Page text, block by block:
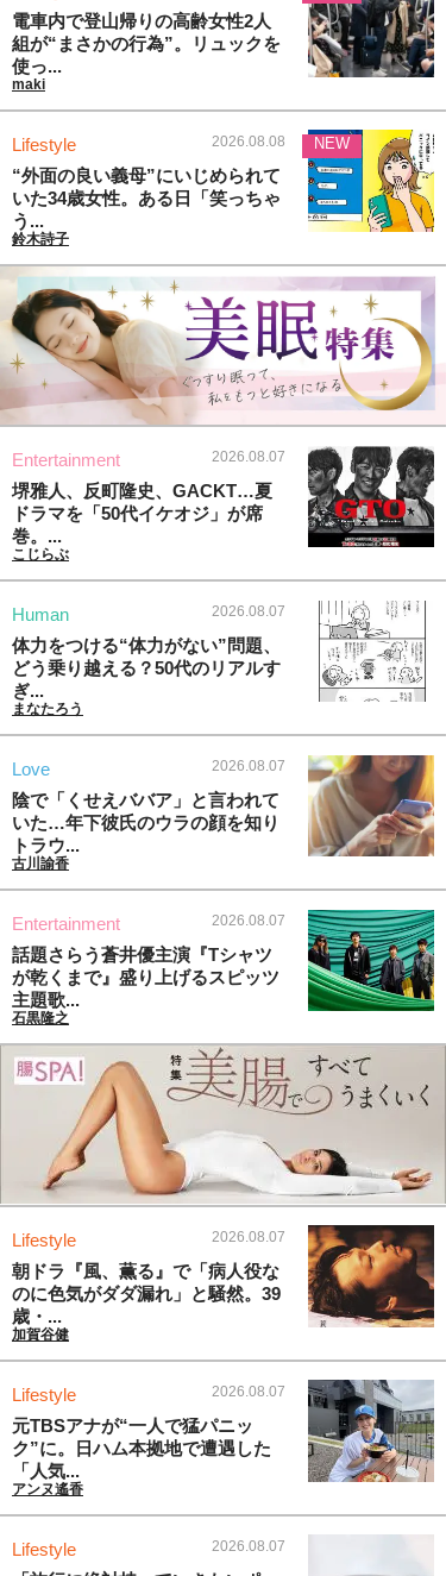
電車内で登山帰りの高齢女性2人
組が“まさかの行為”。リュックを
使っ...
maki
Lifestyle 2026.08.08
“外面の良い義母”にいじめられて
いた34歳女性。ある日「笑っちゃ
う...
鈴木詩子
NEW
Entertainment 2026.08.07
堺雅人、反町隆史、GACKT…夏
ドラマを「50代イケオジ」が席
巻。...
こじらぶ
Human 2026.08.07
体力をつける“体力がない”問題、
どう乗り越える？50代のリアルす
ぎ...
まなたろう
Love 2026.08.07
陰で「くせえババア」と言われて
いた…年下彼氏のウラの顔を知り
トラウ...
古川諭香
Entertainment 2026.08.07
話題さらう蒼井優主演『Tシャツ
が乾くまで』盛り上げるスピッツ
主題歌...
石黒隆之
Lifestyle 2026.08.07
朝ドラ『風、薫る』で「病人役な
のに色気がダダ漏れ」と騒然。39
歳・...
加賀谷健
Lifestyle 2026.08.07
元TBSアナが“一人で猛パニッ
ク”に。日ハム本拠地で遭遇した
「人気...
アンヌ遙香
Lifestyle 2026.08.07